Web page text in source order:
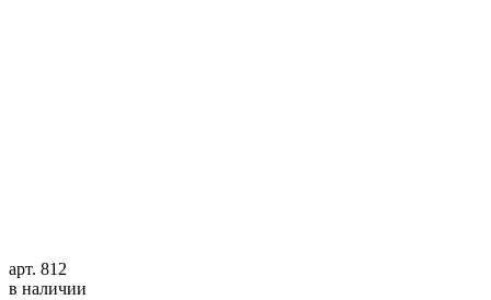
арт. 812
в наличии